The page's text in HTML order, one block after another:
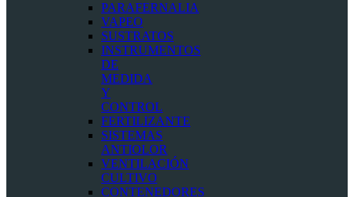
PARAFERNALIA
VAPEO
SUSTRATOS
INSTRUMENTOS
DE
MEDIDA
Y
CONTROL
FERTILIZANTE
SISTEMAS
ANTIOLOR
VENTILACIÓN
CULTIVO
CONTENEDORES